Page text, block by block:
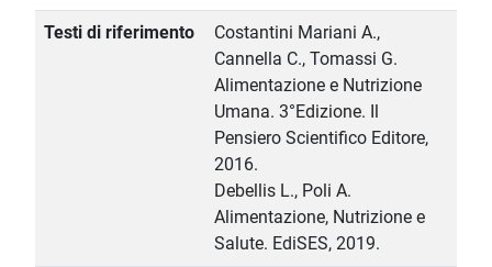
Testi di riferimento
Costantini Mariani A.,
Cannella C., Tomassi G.
Alimentazione e Nutrizione
Umana. 3°Edizione. Il
Pensiero Scientifico Editore,
2016.
Debellis L., Poli A.
Alimentazione, Nutrizione e
Salute. EdiSES, 2019.